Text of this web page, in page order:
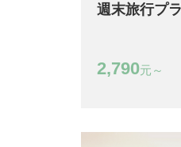
週末旅行プ
2,790元～